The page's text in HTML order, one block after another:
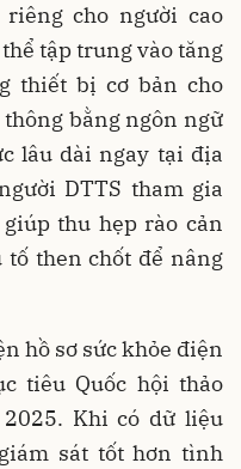
cho người cao
thể tập trung vào tăng
thiết bị cơ bản cho
bằng ngôn ngữ
lâu dài ngay tại địa
DTTS tham gia
thu hẹp rào cản
then chốt để nâng
hồ sơ sức khỏe điện
tiêu Quốc hội thảo
Khi có dữ liệu
sát tốt hơn tình